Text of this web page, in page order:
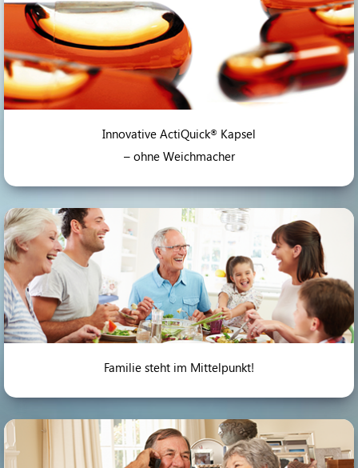
Innovative ActiQuick® Kapsel
– ohne Weichmacher
Familie steht im Mittelpunkt!